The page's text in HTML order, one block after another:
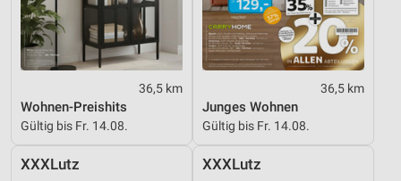
36,5 km
Wohnen-Preishits
Gültig bis Fr. 14.08.
36,5 km
Junges Wohnen
Gültig bis Fr. 14.08.
XXXLutz XXXLutz